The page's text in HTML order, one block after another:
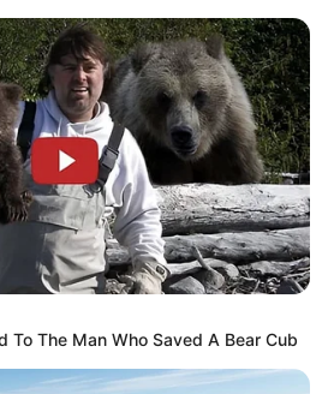
To The Man Who Saved A Bear Cub